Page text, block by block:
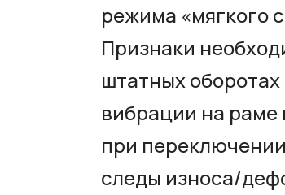
режима «мягкого
Признаки
штатных
вибрации на раме
при
следы износа/